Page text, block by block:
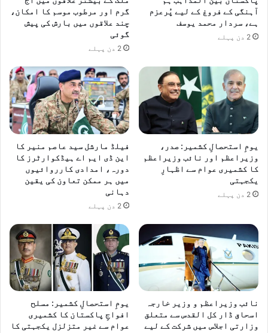
ظ
م
آہنگی کے فروغ کے لیے پُرعزم
ہے، سردار محمد یوسف
2 دن پہلے
گرم اور مرطوب موسم کا امکان،
چند علاقوں میں بارش کی پیش
گوئی
2 دن پہلے
یومِ استحصالِ کشمیر: صدر،
وزیراعظم اور نائب وزیراعظم
کا کشمیری عوام سے اظہارِ
یکجہتی
2 دن پہلے
فیلڈ مارشل سید عاصم منیر کا
این ڈی ایم اے ہیڈکوارٹرز کا
دورہ، امدادی کارروائیوں
میں ہر ممکن تعاون کی یقین
دہانی
2 دن پہلے
نائب وزیراعظم و وزیر خارجہ
اسحاق ڈار کل القدس سے متعلق
وزارتی اجلاس میں شرکت کے لیے
یومِ استحصالِ کشمیر: مسلح
افواجِ پاکستان کا کشمیری
عوام سے غیر متزلزل یکجہتی کا